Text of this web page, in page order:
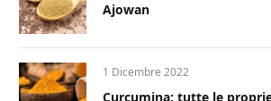
Ajowan
1 Dicembre 2022
Curcumina: tutte le